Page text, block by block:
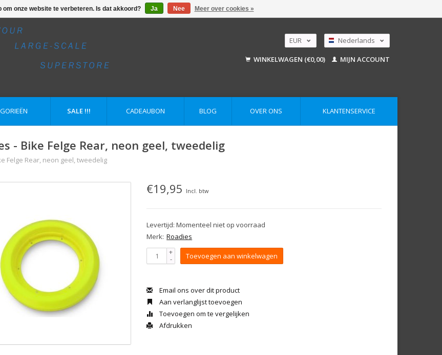
EUR
USD
Nederlands
English
WINKELWAGEN (€0,00) MIJN ACCOUNT
SALE !!! CADEAUBON BLOG OVER ONS KLANTENSERVICE
- Bike Felge Rear, neon geel, tweedelig
Felge Rear, neon geel, tweedelig
€19,95 Incl. btw
Levertijd: Momenteel niet op voorraad
Merk: Roadies
+
- Toevoegen aan winkelwagen
Email ons over dit product
Aan verlanglijst toevoegen
Toevoegen om te vergelijken
Afdrukken
om onze website te verbeteren. Is dat akkoord? Ja Nee Meer over cookies »